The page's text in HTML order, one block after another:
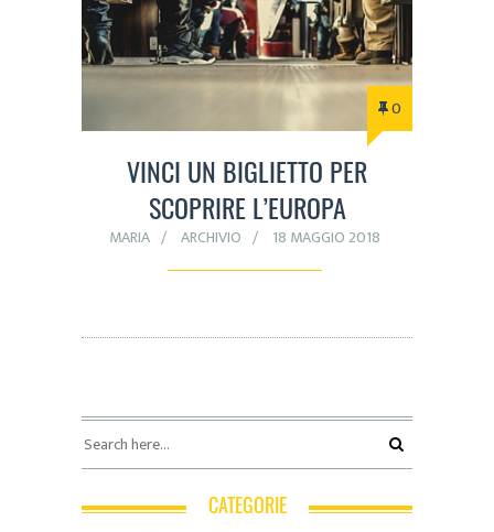
0
VINCI UN BIGLIETTO PER
SCOPRIRE L’EUROPA
MARIA ARCHIVIO 18 MAGGIO 2018
CATEGORIE